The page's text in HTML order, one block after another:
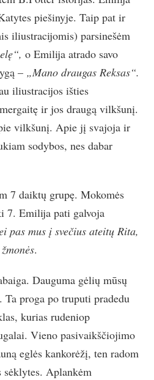
piešinyje. Taip pat ir
iliustracijomis) parsinešėm
o Emilija atrado savo
– „Mano draugas Reksas“.
iliustracijos išties
ir jos draugą vilkšunį.
vilkšunį. Apie jį svajoja ir
sodybos, nes dabar
7 daiktų grupę. Mokomės
7. Emilija pati galvoja
pas mus į svečius ateitų Rita,
.
Dauguma gėlių mūsų
Ta proga po truputi pradedu
kurias rudeniop
Vieno pasivaikščiojimo
eglės kankorėžį, ten radom
Aplankėm